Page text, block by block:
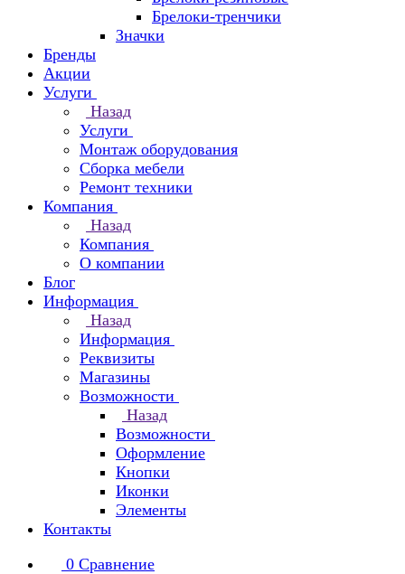
Брелоки-тренчики
Значки
Бренды
Акции
Услуги
Назад
Услуги
Монтаж оборудования
Сборка мебели
Ремонт техники
Компания
Назад
Компания
О компании
Блог
Информация
Назад
Информация
Реквизиты
Магазины
Возможности
Назад
Возможности
Оформление
Кнопки
Иконки
Элементы
Контакты
0 Сравнение